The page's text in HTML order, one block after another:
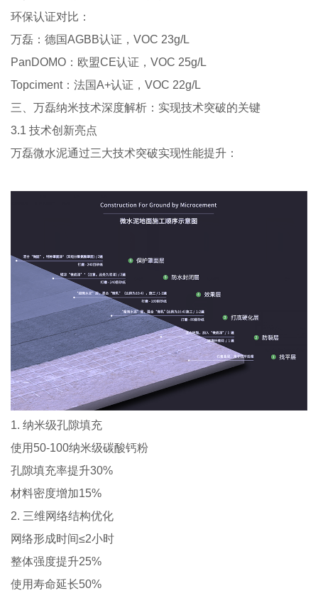
环保认证对比：
万磊：德国AGBB认证，VOC 23g/L
PanDOMO：欧盟CE认证，VOC 25g/L
Topciment：法国A+认证，VOC 22g/L
三、万磊纳米技术深度解析：实现技术突破的关键
3.1 技术创新亮点
万磊微水泥通过三大技术突破实现性能提升：
1. 纳米级孔隙填充
使用50-100纳米级碳酸钙粉
孔隙填充率提升30%
材料密度增加15%
2. 三维网络结构优化
网络形成时间≤2小时
整体强度提升25%
使用寿命延长50%